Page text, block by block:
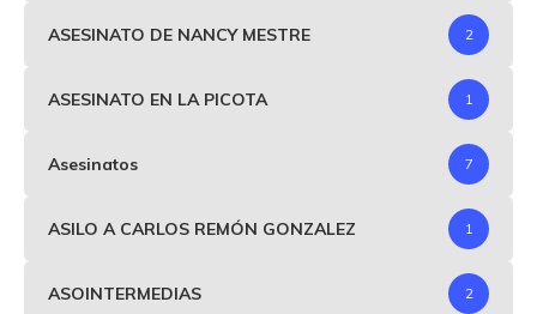
ASESINATO DE NANCY MESTRE 2
ASESINATO EN LA PICOTA 1
Asesinatos 7
ASILO A CARLOS REMÓN GONZALEZ 1
ASOINTERMEDIAS 2